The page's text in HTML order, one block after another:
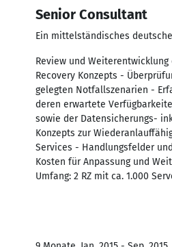
Senior Consultant
Ein mittelständisches
Review und Weiterentwicklung
Recovery Konzepts -
gelegten Notfallszenarien -
deren erwartete
sowie der Datensicherungs-
Konzepts zur
Services - Handlungsfelder
Kosten für Anpassung und
Umfang: 2 RZ mit ca. 1.000